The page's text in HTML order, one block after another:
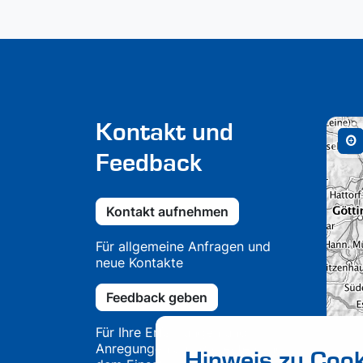
Kontakt und
Feedback
Kontakt aufnehmen
Für allgemeine Anfragen und
neue Kontakte
Feedback geben
Für Ihre Erfahrungen und
Anregungen aus Projekten und